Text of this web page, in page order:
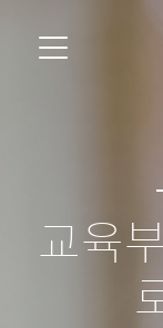
교육